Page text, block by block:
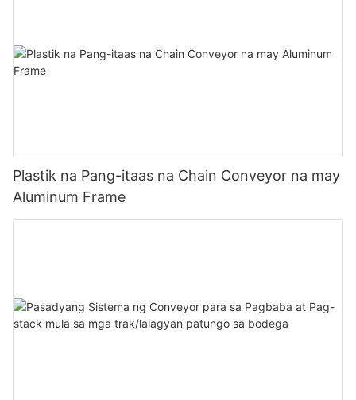
Plastik na Pang-itaas na Chain Conveyor na may
Aluminum Frame